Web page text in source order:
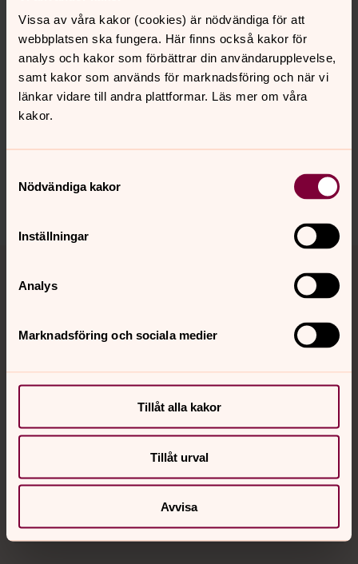
Vissa av våra kakor (cookies) är nödvändiga för att
webbplatsen ska fungera. Här finns också kakor för
analys och kakor som förbättrar din användarupplevelse,
samt kakor som används för marknadsföring och när vi
länkar vidare till andra plattformar. Läs mer om våra
kakor.
Nödvändiga kakor
Inställningar
Analys
Marknadsföring och sociala medier
Tillåt alla kakor
Tillåt urval
Avvisa
Adventsmässa. Ralph Sjöholm och Karin Westerberg.
Enhörna kören under ledning av Britta Hoas. Mottagande
av församlingsherde Kiki Svee.
innehåll?
Kontakt
Kalender